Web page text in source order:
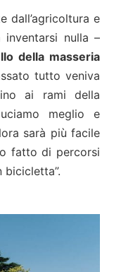
dall’agricoltura e
inventarsi nulla –
della masseria
tutto veniva
ai rami della
meglio e
sarà più facile
fatto di percorsi
bicicletta”.